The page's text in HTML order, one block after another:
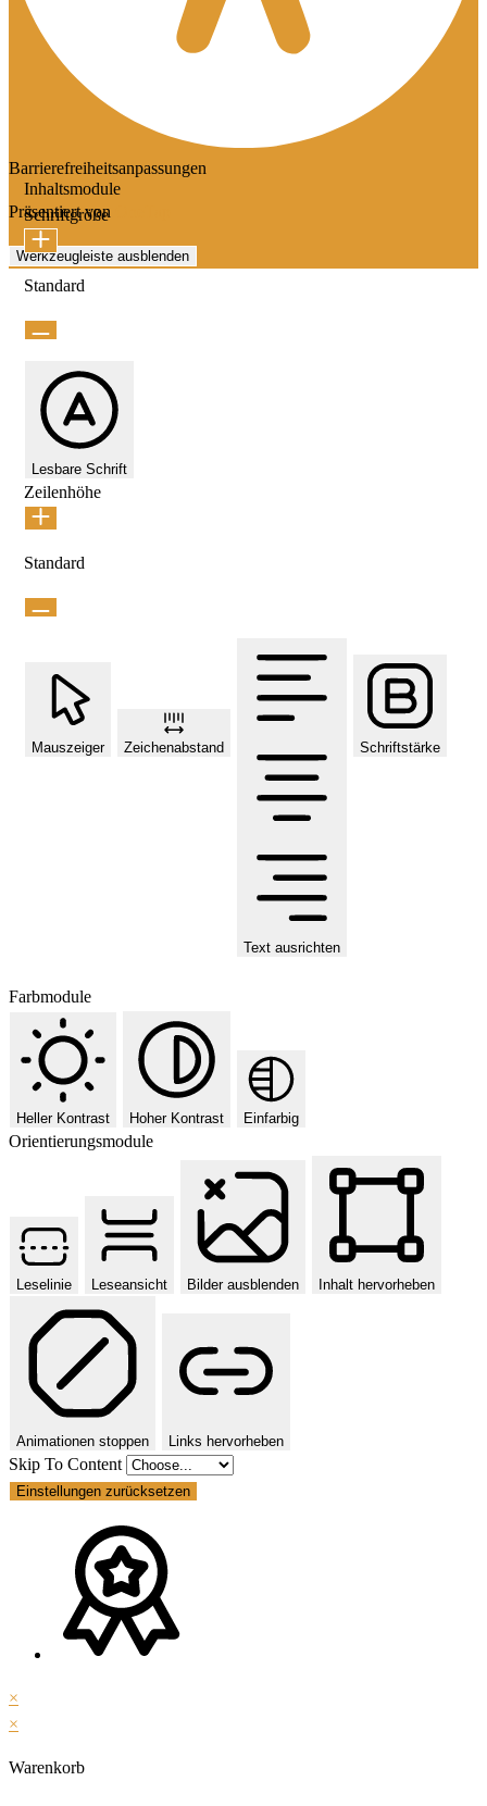
Barrierefreiheitsanpassungen
Präsentiert von
Werkzeugleiste ausblenden
Inhaltsmodule
Schriftgröße
Standard
Lesbare Schrift
Zeilenhöhe
Standard
Mauszeiger Zeichenabstand
Text ausrichten
Schriftstärke
Farbmodule
Heller Kontrast Hoher Kontrast Einfarbig
Orientierungsmodule
Leselinie Leseansicht Bilder ausblenden Inhalt hervorheben
Animationen stoppen Links hervorheben
Skip To Content
Einstellungen zurücksetzen
×
×
Warenkorb